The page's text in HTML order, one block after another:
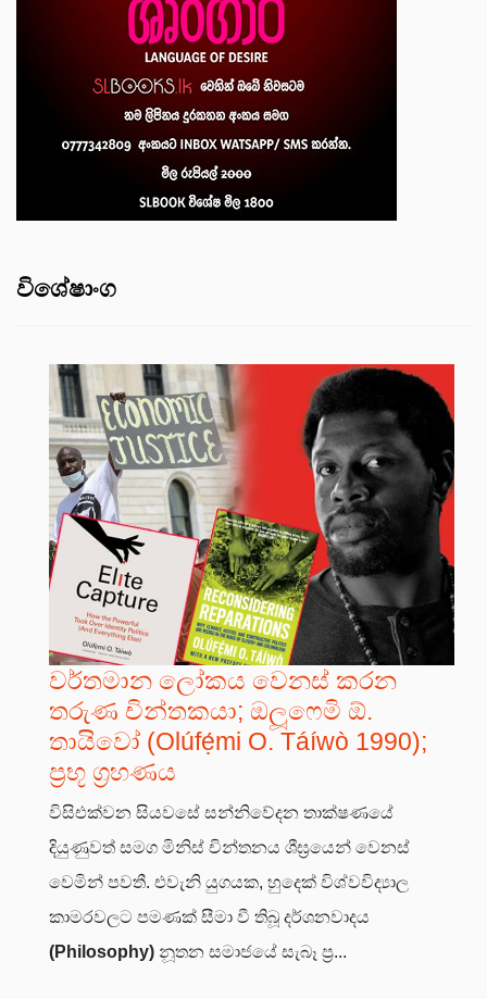
විශේෂාංග
වර්තමාන ලෝකය වෙනස් කරන
තරුණ චින්තකයා; ඔලූෆෙමි ඕ.
තායිවෝ (Olúfẹ́mi O. Táíwò 1990);
ප්‍රභූ ග්‍රහණය
විසිඑක්වන සියවසේ සන්නිවේදන තාක්ෂණයේ
දියුණුවත් සමග මිනිස් චින්තනය ශීඝ්‍රයෙන් වෙනස්
වෙමින් පවතී. එවැනි යුගයක, හුදෙක් විශ්වවිද්‍යාල
කාමරවලට පමණක් සීමා වී තිබූ දර්ශනවාදය
(Philosophy) නූතන සමාජයේ සැබෑ ප්‍ර...